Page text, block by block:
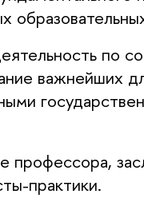
по
важнейших
профессора,
практики.